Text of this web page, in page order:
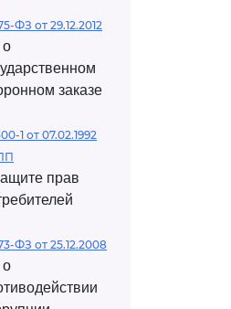
ФЗ от 29.12.2012
заказе
1 от 07.02.1992
прав
ФЗ от 25.12.2008